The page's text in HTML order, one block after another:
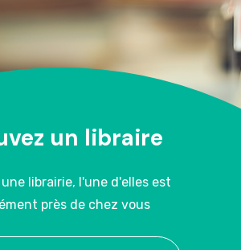
un libraire
librairie, l'une d'elles est
près de chez vous